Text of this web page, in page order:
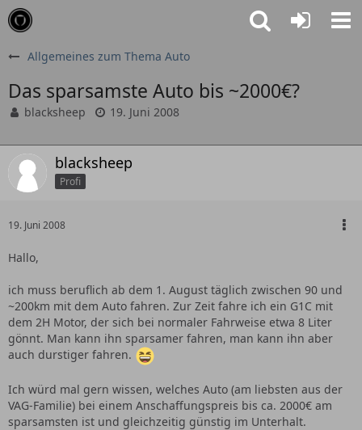
Allgemeines zum Thema Auto
Das sparsamste Auto bis ~2000€?
blacksheep 19. Juni 2008
blacksheep
Profi
19. Juni 2008
Hallo,
ich muss beruflich ab dem 1. August täglich zwischen 90 und
~200km mit dem Auto fahren. Zur Zeit fahre ich ein G1C mit
dem 2H Motor, der sich bei normaler Fahrweise etwa 8 Liter
gönnt. Man kann ihn sparsamer fahren, man kann ihn aber
auch durstiger fahren.
Ich würd mal gern wissen, welches Auto (am liebsten aus der
VAG-Familie) bei einem Anschaffungspreis bis ca. 2000€ am
sparsamsten ist und gleichzeitig günstig im Unterhalt.